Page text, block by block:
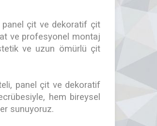
çit ve dekoratif çit
ve profesyonel montaj
ve uzun ömürlü çit
panel çit ve dekoratif
hem bireysel
sunuyoruz.